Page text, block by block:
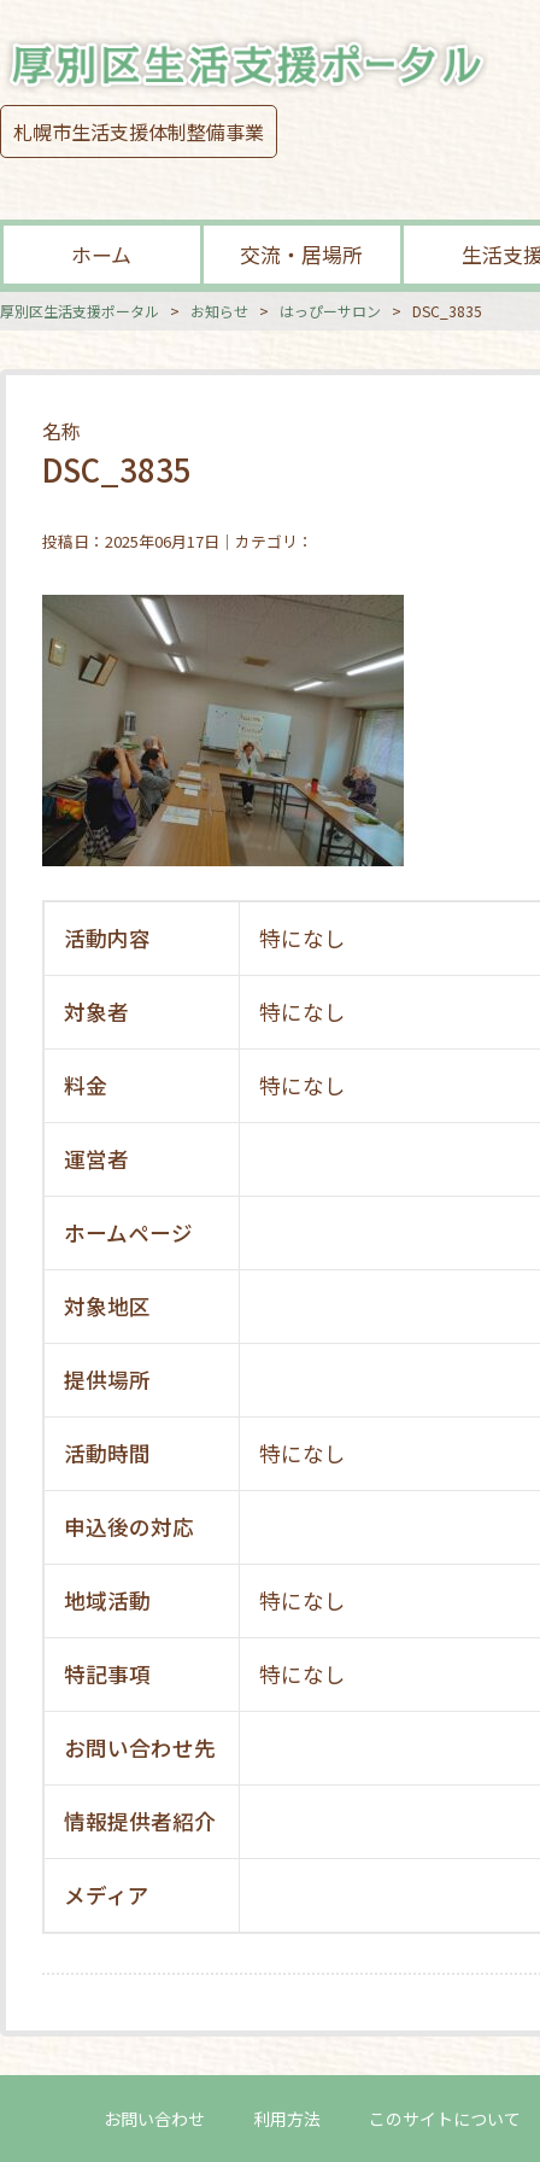
札幌市生活支援体制整備事業
ホーム 交流・居場所 生活支
厚別区生活支援ポータル > お知らせ > はっぴーサロン > DSC_3835
名称
DSC_3835
投稿日：2025年06月17日｜カテゴリ：
活動内容 特になし
対象者 特になし
料金 特になし
運営者
ホームページ
対象地区
提供場所
活動時間 特になし
申込後の対応
地域活動 特になし
特記事項 特になし
お問い合わせ先
情報提供者紹介
メディア
お問い合わせ 利用方法 このサイトについて